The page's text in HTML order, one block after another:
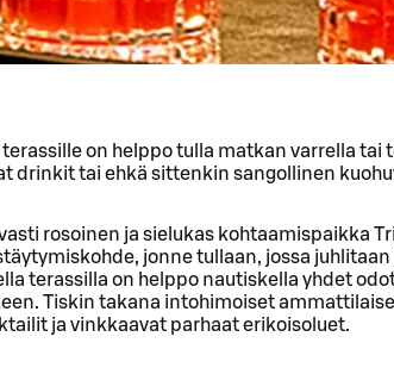
on helppo tulla matkan varrella tai
drinkit tai ehkä sittenkin sangollinen
rosoinen ja sielukas kohtaamispaikka
jonne tullaan, jossa juhlitaan
terassilla on helppo nautiskella yhdet
Tiskin takana intohimoiset
ja vinkkaavat parhaat erikoisoluet.